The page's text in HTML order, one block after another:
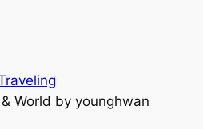
World by younghwan